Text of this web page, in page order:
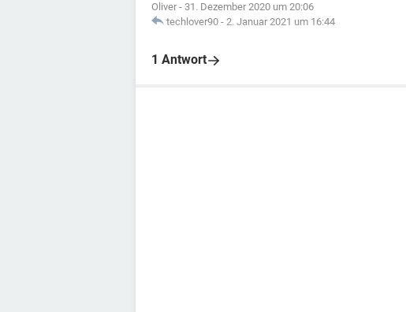
Oliver - 31. Dezember 2020 um 20:06
techlover90 - 2. Januar 2021 um 16:44
1 Antwort